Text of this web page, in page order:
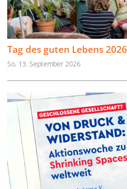
Tag des guten Lebens 2026
So, 13. September 2026